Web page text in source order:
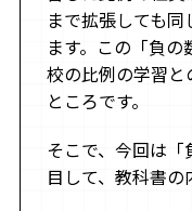
まで拡張しても
ます。この「負
校の比例の学習
ところです。
そこで、今回は
目して、教科書の